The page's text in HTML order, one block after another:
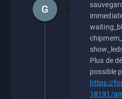
Plus de
possible
https://
18191/
G